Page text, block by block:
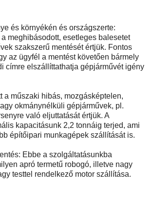
és környékén és országszerte:
meghibásodott, esetleges balesetet
szakszerű mentését értjük. Fontos
az ügyfél a mentést követően bármely
címre elszállíttathatja gépjárművét igény
a műszaki hibás, mozgásképtelen,
okmánynélküli gépjárművek, pl.
való eljuttatását értjük. A
kapacitásunk 2,2 tonnáig terjed, ami
építőipari munkagépek szállítását is.
Ebbe a szolgáltatásunkba
apró termetű robogó, illetve nagy
testtel rendelkező motor szállítása.